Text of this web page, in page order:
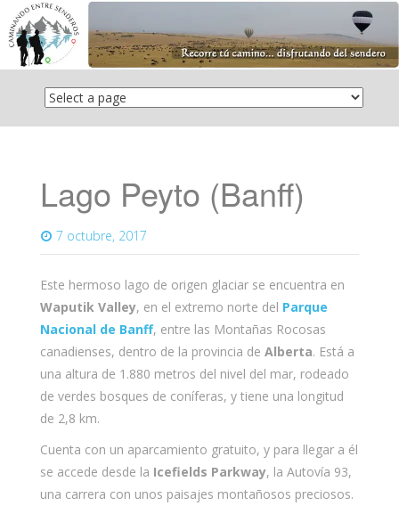
Saltar
contenido
Lago Peyto (Banff)
7 octubre, 2017
Este hermoso lago de origen glaciar se encuentra en
Waputik Valley, en el extremo norte del Parque
Nacional de Banff, entre las Montañas Rocosas
canadienses, dentro de la provincia de Alberta. Está a
una altura de 1.880 metros del nivel del mar, rodeado
de verdes bosques de coníferas, y tiene una longitud
de 2,8 km.
Cuenta con un aparcamiento gratuito, y para llegar a él
se accede desde la Icefields Parkway, la Autovía 93,
una carrera con unos paisajes montañosos preciosos.